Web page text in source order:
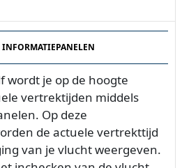
wordt je op de hoogte
vertrektijden middels
Op deze
de actuele vertrekttijd
van je vlucht weergeven.